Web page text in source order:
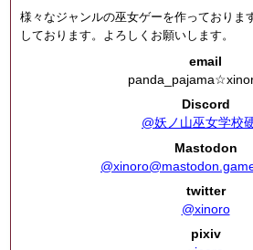
様々なジャンルの巫女ゲーを作っておりま
しております。よろしくお願いします。
email
Discord
@妖ノ山巫女学校
Mastodon
twitter
@xinoro
pixiv